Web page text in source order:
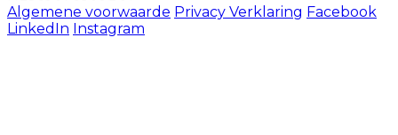
Algemene voorwaarde Privacy Verklaring Facebook
LinkedIn Instagram